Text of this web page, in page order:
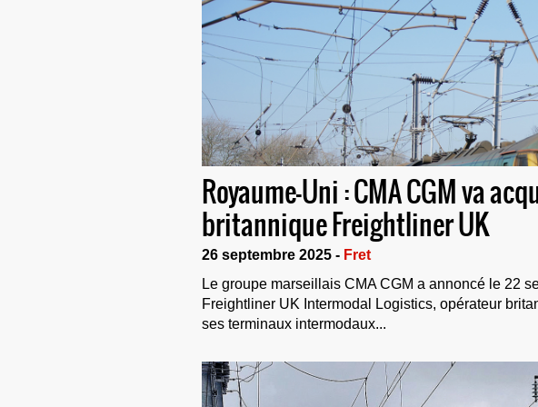
Royaume-Uni : CMA CGM va
britannique Freightliner UK
26 septembre 2025 - Fret
Le groupe marseillais CMA CGM a annoncé le 22
Freightliner UK Intermodal Logistics, opérateur
ses terminaux intermodaux...